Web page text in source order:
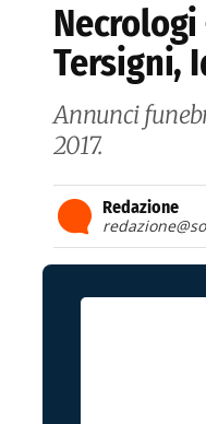
Necrologi
Tersigni,
Annunci
2017.
Redazione